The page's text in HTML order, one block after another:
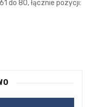
do 80, łącznie pozycji: